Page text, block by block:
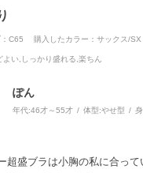
：C65 購入したカラー：サックス/SX
よい,しっかり盛れる,楽ちん
ぽん
年代:46才～55才 体型:やせ型
超盛ブラは小胸の私に合っ